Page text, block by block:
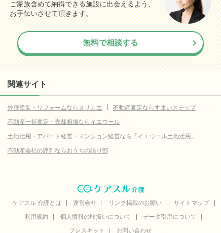
ご家族含めて納得できる施設に出会えるよう、
お手伝いさせて頂きます。
無料で相談する
関連サイト
外壁塗装・リフォームならヌリカエ
不動産査定ならすまいステップ
不動産一括査定・売却相場ならイエウール
土地活用・アパート経営・マンション経営なら「イエウール土地活用」
不動産会社の評判ならおうちの語り部
ケアスル 介護とは 運営会社 リンク掲載のお願い
サイトマップ
利用規約
個人情報の取扱いについて
データ引用について
プレスキット
お問い合わせ